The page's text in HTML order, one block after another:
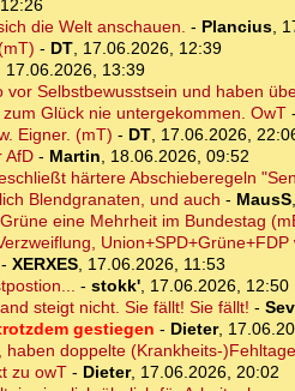
die Welt anschauen. - Plancius,
- DT, 17.06.2026, 12:39
17.06.2026, 13:39
vor Selbstbewusstsein und haben
Glück nie untergekommen. OwT-
Eigner. (mT) - DT, 17.06.2026,
AfD- Martin, 18.06.2026, 09:52
härtere Abschieberegeln
Blendgranaten, und auch - MausS,
eine Mehrheit im Bundestag
- XERXES, 17.06.2026, 11:53
- stokk', 17.06.2026, 12:50
steigt nicht. Sie fällt! Sie fällt! -
gestiegen - Dieter,
haben doppelte (Krankheits-
zu owT- Dieter, 17.06.2026, 20:02